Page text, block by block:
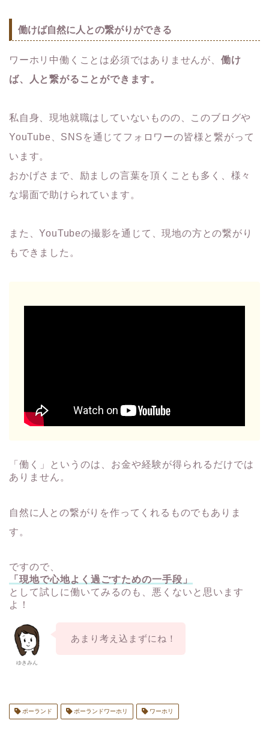
働けば自然に人との繋がりができる
ワーホリ中働くことは必須ではありませんが、 働け
ば、人と繋がることができます。
私自身、現地就職はしていないものの、このブログや
YouTube、SNSを通じてフォロワーの皆様と繋がって
います。
おかげさまで、励ましの言葉を頂くことも多く、様々
な場面で助けられています。
また、YouTubeの撮影を通じて、現地の方との繋がり
もできました。
「働く」というのは、お金や経験が得られるだけでは
ありません。
自然に人との繋がりを作ってくれるものでもありま
す。
ですので、
「現地で心地よく過ごすための一手段」
として試しに働いてみるのも、悪くないと思います
よ！
ゆきみん
あまり考え込まずにね！
ポーランド ポーランドワーホリ ワーホリ